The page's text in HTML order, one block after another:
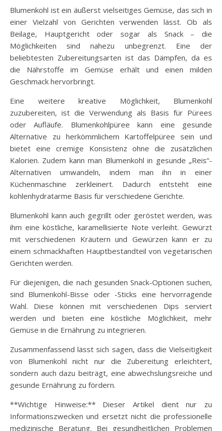
Blumenkohl ist ein äußerst vielseitiges Gemüse, das sich in
einer Vielzahl von Gerichten verwenden lässt. Ob als
Beilage, Hauptgericht oder sogar als Snack – die
Möglichkeiten sind nahezu unbegrenzt. Eine der
beliebtesten Zubereitungsarten ist das Dämpfen, da es
die Nährstoffe im Gemüse erhält und einen milden
Geschmack hervorbringt.
Eine weitere kreative Möglichkeit, Blumenkohl
zuzubereiten, ist die Verwendung als Basis für Pürees
oder Aufläufe. Blumenkohlpüree kann eine gesunde
Alternative zu herkömmlichem Kartoffelpüree sein und
bietet eine cremige Konsistenz ohne die zusätzlichen
Kalorien. Zudem kann man Blumenkohl in gesunde „Reis“-
Alternativen umwandeln, indem man ihn in einer
Küchenmaschine zerkleinert. Dadurch entsteht eine
kohlenhydratarme Basis für verschiedene Gerichte.
Blumenkohl kann auch gegrillt oder geröstet werden, was
ihm eine köstliche, karamellisierte Note verleiht. Gewürzt
mit verschiedenen Kräutern und Gewürzen kann er zu
einem schmackhaften Hauptbestandteil von vegetarischen
Gerichten werden.
Für diejenigen, die nach gesunden Snack-Optionen suchen,
sind Blumenkohl-Bisse oder -Sticks eine hervorragende
Wahl. Diese können mit verschiedenen Dips serviert
werden und bieten eine köstliche Möglichkeit, mehr
Gemüse in die Ernährung zu integrieren.
Zusammenfassend lässt sich sagen, dass die Vielseitigkeit
von Blumenkohl nicht nur die Zubereitung erleichtert,
sondern auch dazu beiträgt, eine abwechslungsreiche und
gesunde Ernährung zu fördern.
**Wichtige Hinweise:** Dieser Artikel dient nur zu
Informationszwecken und ersetzt nicht die professionelle
medizinische Beratung. Bei gesundheitlichen Problemen